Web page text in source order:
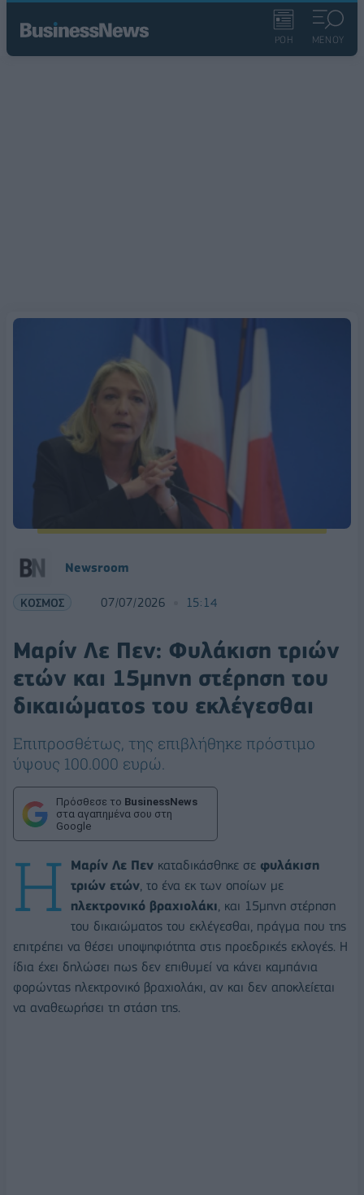
ΡΟΗ ΜΕΝΟΥ
Νewsroom
ΚΟΣΜΟΣ 07/07/2026 15:14
Μαρίν Λε Πεν: Φυλάκιση τριών
ετών και 15μηνη στέρηση του
δικαιώματος του εκλέγεσθαι
Επιπροσθέτως, της επιβλήθηκε πρόστιμο
ύψους 100.000 ευρώ.
Πρόσθεσε το BusinessNews
στα αγαπημένα σου στη
Google
Η Μαρίν Λε Πεν καταδικάσθηκε σε φυλάκιση
τριών ετών, το ένα εκ των οποίων με
ηλεκτρονικό βραχιολάκι, και 15μηνη στέρηση
του δικαιώματος του εκλέγεσθαι, πράγμα που της
επιτρέπει να θέσει υποψηφιότητα στις προεδρικές εκλογές. H
ίδια έχει δηλώσει πως δεν επιθυμεί να κάνει καμπάνια
φορώντας ηλεκτρονικό βραχιολάκι, αν και δεν αποκλείεται
να αναθεωρήσει τη στάση της.